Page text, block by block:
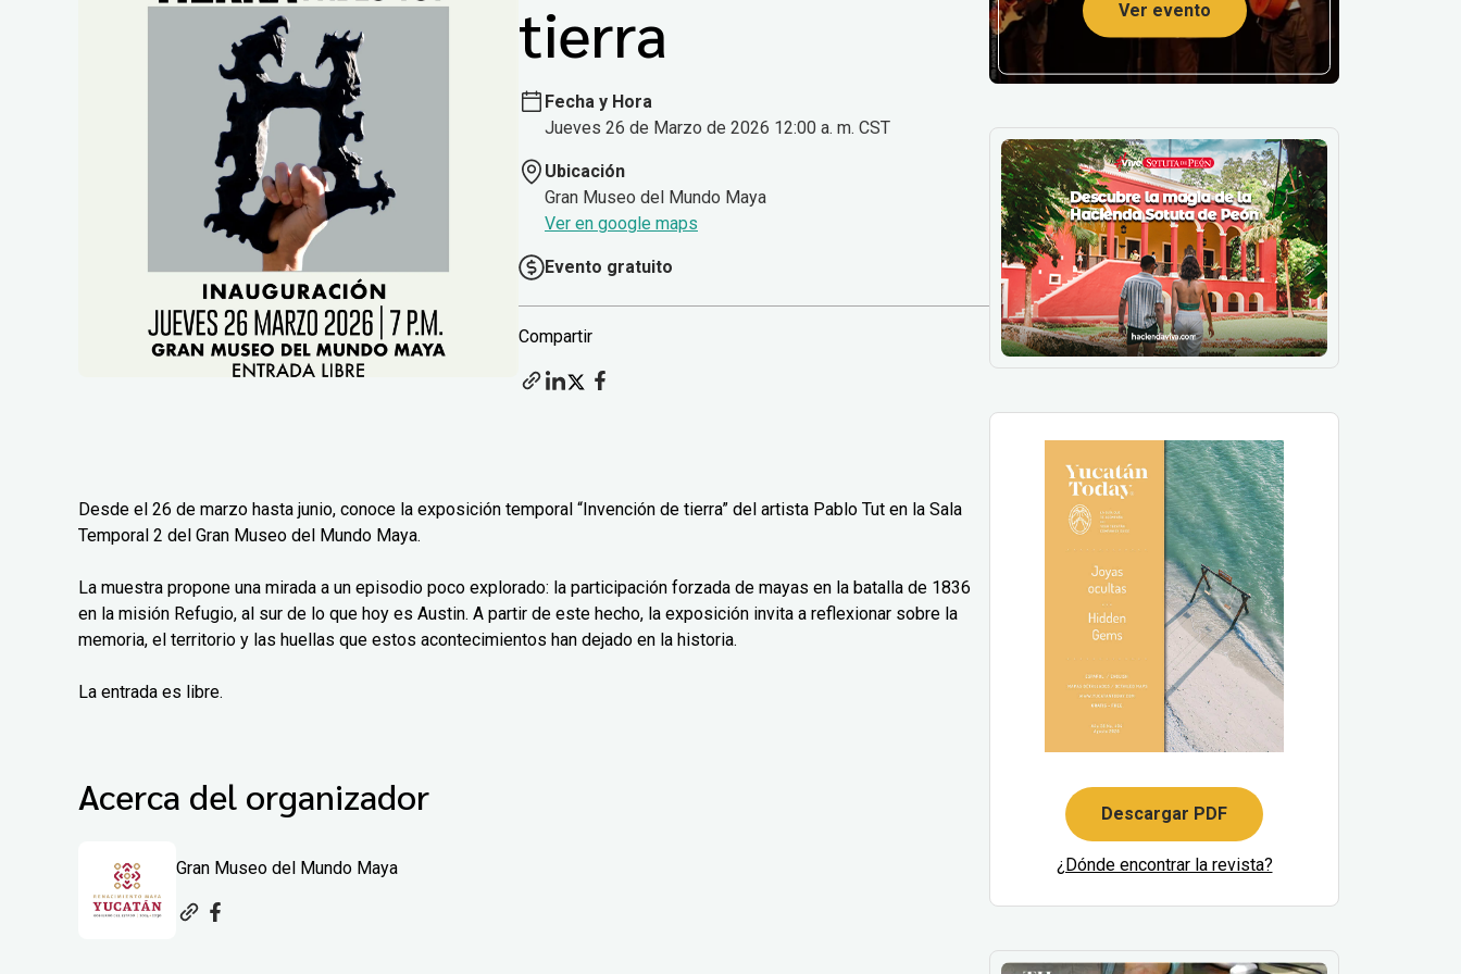
tierra
Fecha y Hora
Jueves 26 de Marzo de 2026 12:00 a. m. CST
Ubicación
Gran Museo del Mundo Maya
Ver en google maps
Evento gratuito
Compartir
Desde el 26 de marzo hasta junio, conoce la exposición temporal “Invención de tierra” del artista Pablo Tut en la Sala
Temporal 2 del Gran Museo del Mundo Maya.
La muestra propone una mirada a un episodio poco explorado: la participación forzada de mayas en la batalla de 1836
en la misión Refugio, al sur de lo que hoy es Austin. A partir de este hecho, la exposición invita a reflexionar sobre la
memoria, el territorio y las huellas que estos acontecimientos han dejado en la historia.
La entrada es libre.
Acerca del organizador
Gran Museo del Mundo Maya
Ver evento
Descargar PDF
¿Dónde encontrar la revista?